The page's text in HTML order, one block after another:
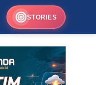
STORIES